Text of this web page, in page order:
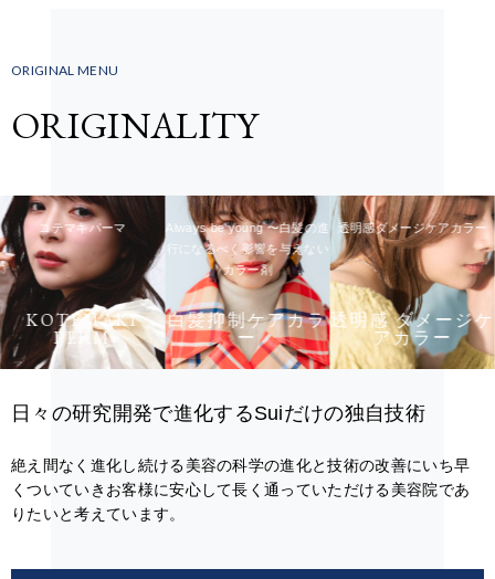
ORIGINAL MENU
ORIGINALITY
コテマキパーマ
KOTEMAKI
PERM
Always be young 〜白髪の進
行になるべく影響を与えない
カラー剤
白髪抑制ケアカラ
ー
透明感ダメージケアカラー
透明感 ダメージケ
アカラー
日々の研究開発で進化するSuiだけの独自技術
絶え間なく進化し続ける美容の科学の進化と技術の改善にいち早
くついていきお客様に安心して長く通っていただける美容院であ
りたいと考えています。